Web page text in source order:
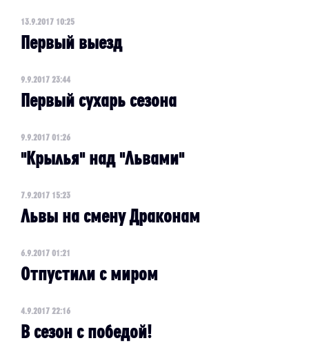
13.9.2017 10:25
Первый выезд
9.9.2017 23:44
Первый сухарь сезона
9.9.2017 01:26
"Крылья" над "Львами"
7.9.2017 15:23
Львы на смену Драконам
6.9.2017 01:21
Отпустили с миром
4.9.2017 22:16
В сезон с победой!